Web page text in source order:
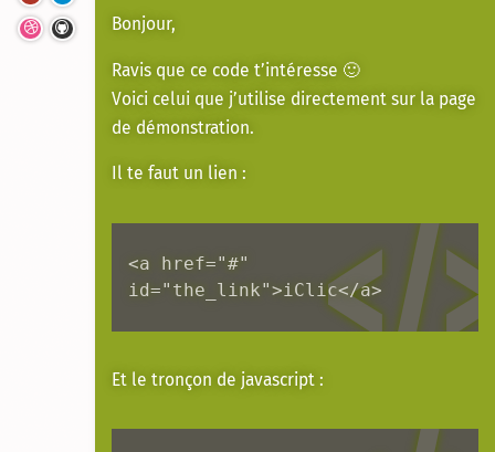
Bonjour,
Ravis que ce code t’intéresse 🙂
Voici celui que j’utilise directement sur la page
de démonstration.
Il te faut un lien :
<a href="#"
id="the_link">iClic</a>
Et le tronçon de javascript :